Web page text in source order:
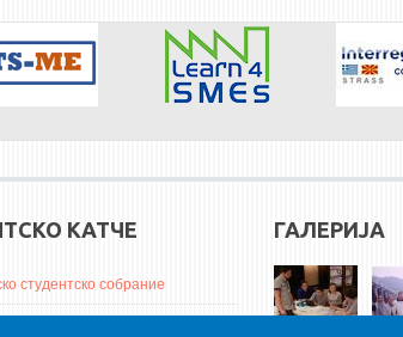
КАТЧЕ
студентско собрание
ГАЛЕРИЈА